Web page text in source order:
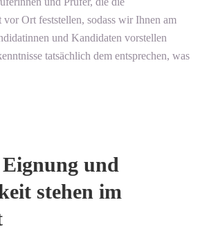
vor Ort feststellen, sodass wir Ihnen am
und Kandidaten vorstellen
tatsächlich dem entsprechen, was
und
stehen im